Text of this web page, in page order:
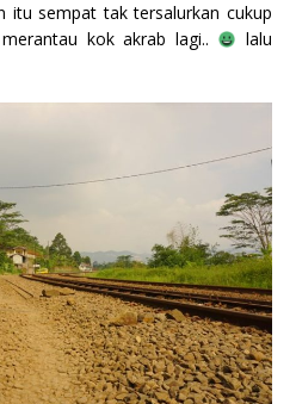
itu sempat tak tersalurkan cukup
kok akrab lagi..
lalu